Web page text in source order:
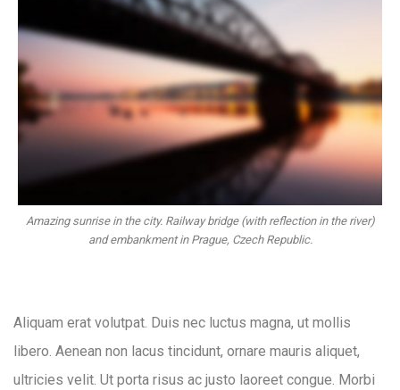
Amazing sunrise in the city. Railway bridge (with reflection in the river)
and embankment in Prague, Czech Republic.
Aliquam erat volutpat. Duis nec luctus magna, ut mollis
libero. Aenean non lacus tincidunt, ornare mauris aliquet,
ultricies velit. Ut porta risus ac justo laoreet congue. Morbi